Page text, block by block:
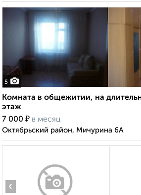
5
Комната в общежитии, на
этаж
7 000 ₽ в месяц
Октябрьский район, Мичурина 6А
‹